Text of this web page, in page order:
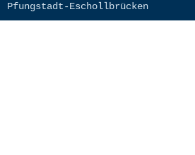
Pfungstadt-Eschollbrücken